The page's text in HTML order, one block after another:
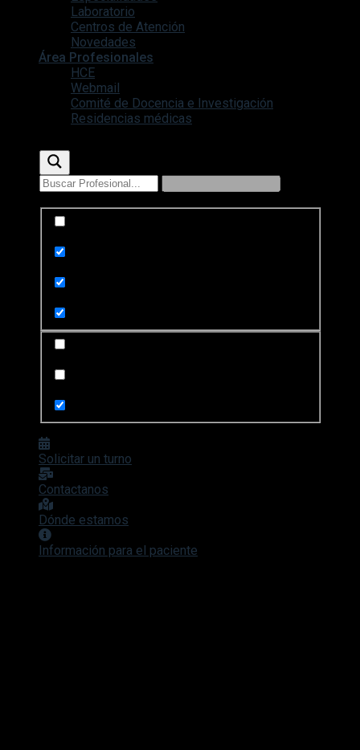
Laboratorio
Centros de Atención
Novedades
Área Profesionales
HCE
Webmail
Comité de Docencia e Investigación
Residencias médicas
Solicitar un turno
Contactanos
Dónde estamos
Información para el paciente